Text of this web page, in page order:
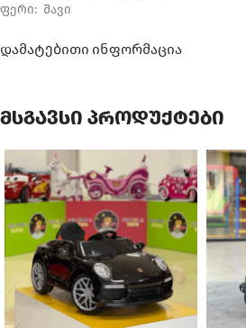
ფერი: შავი
დამატებითი ინფორმაცია
მსგავსი პროდუქტები